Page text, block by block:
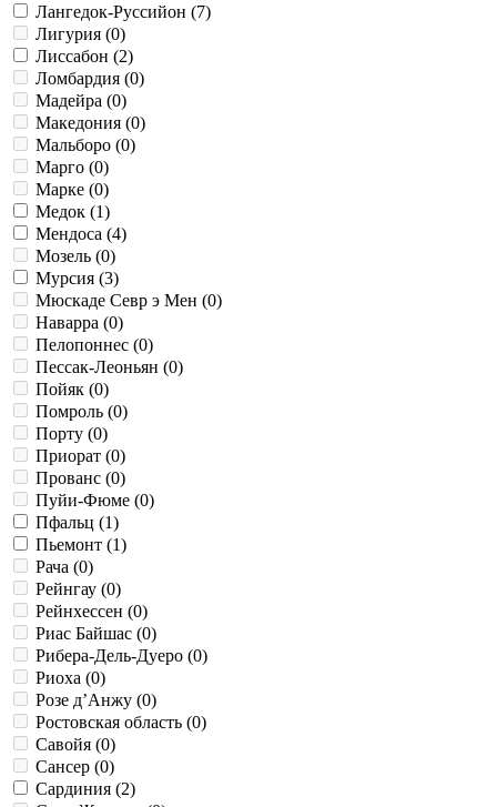
Лангедок-Руссийон (7)
Лигурия (0)
Лиссабон (2)
Ломбардия (0)
Мадейра (0)
Македония (0)
Мальборо (0)
Марго (0)
Марке (0)
Медок (1)
Мендоса (4)
Мозель (0)
Мурсия (3)
Мюскаде Севр э Мен (0)
Наварра (0)
Пелопоннес (0)
Пессак-Леоньян (0)
Пойяк (0)
Помроль (0)
Порту (0)
Приорат (0)
Прованс (0)
Пуйи-Фюме (0)
Пфальц (1)
Пьемонт (1)
Рача (0)
Рейнгау (0)
Рейнхессен (0)
Риас Байшас (0)
Рибера-Дель-Дуеро (0)
Риоха (0)
Розе д’Анжу (0)
Ростовская область (0)
Савойя (0)
Сансер (0)
Сардиния (2)